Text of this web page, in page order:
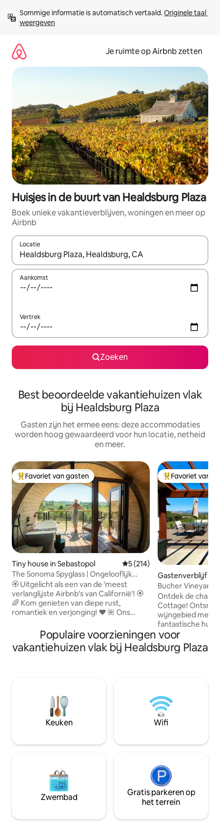
direct
naar
Sommige informatie is automatisch vertaald. Originele taal
weergeven
Je ruimte op Airbnb zetten
Huisjes in de buurt van Healdsburg Plaza
Boek unieke vakantieverblijven, woningen en meer op
Airbnb
Locatie
Wanneer er suggesties beschikbaar zijn, maak je een keuze
Aankomst
Vertrek
Zoeken
Best beoordeelde vakantiehuizen vlak
bij Healdsburg Plaza
Gasten zijn het ermee eens: deze accommodaties
worden hoog gewaardeerd voor hun locatie, netheid
en meer.
Topfavoriet van gasten
Favoriet van gasten
Tiny house in Sebastopol Gemiddelde beoordeling
5 (214)
The Sonoma Spyglass | Ongelooflijk
uitzicht + sauna
🏵️ Uitgelicht als een van de 'meest
verlanglijste Airbnb's van Californië'! 🏵️
🌈 Kom genieten van diepe rust,
romantiek en verjonging! ❤️ 🌺 Ons
toevluchtsoord, ontworpen en
gebouwd door Artistree Home, dat
duurzaamheid naadloos combineert
wandelpaden en lokale wijnmakerijen.
Geniet van het bad met een ongelooflijk
uitzicht of geniet van de vrijstaande
vatsauna voor een perfect ontspannend
Topfavoriet van
Favoriet van
Gastenverblijf in
g
Bucher Vineyard
Ontdek de
Cottage!
wijngebied met
fantastische
genesteld op de
Vineyard. Grote
gezellig zitje.
met een
wijngaard en de
Gasvuurplaats in
Verhuurders
woning.
Populaire voorzieningen voor
vakantiehuizen vlak bij Healdsburg Plaza
Keuken Wifi
Zwembad
Gratis parkeren op
het terrein